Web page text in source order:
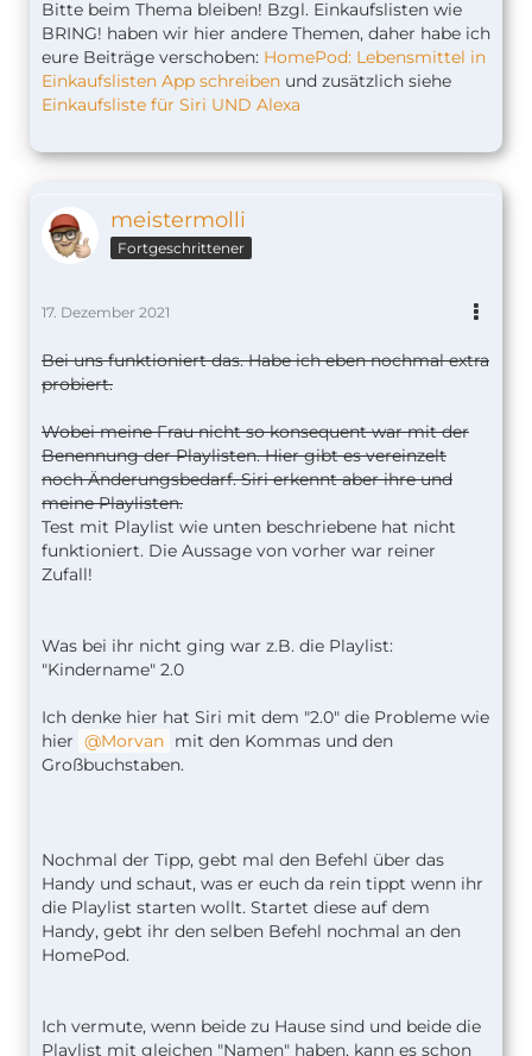
Bitte beim Thema bleiben! Bzgl. Einkaufslisten wie
BRING! haben wir hier andere Themen, daher habe ich
eure Beiträge verschoben: HomePod: Lebensmittel in
Einkaufslisten App schreiben und zusätzlich siehe
Einkaufsliste für Siri UND Alexa
meistermolli
Fortgeschrittener
17. Dezember 2021
Bei uns funktioniert das. Habe ich eben nochmal extra
probiert.
Wobei meine Frau nicht so konsequent war mit der
Benennung der Playlisten. Hier gibt es vereinzelt
noch Änderungsbedarf. Siri erkennt aber ihre und
meine Playlisten.
Test mit Playlist wie unten beschriebene hat nicht
funktioniert. Die Aussage von vorher war reiner
Zufall!
Was bei ihr nicht ging war z.B. die Playlist:
"Kindername" 2.0
Ich denke hier hat Siri mit dem "2.0" die Probleme wie
hier
Morvan mit den Kommas und den
Großbuchstaben.
Nochmal der Tipp, gebt mal den Befehl über das
Handy und schaut, was er euch da rein tippt wenn ihr
die Playlist starten wollt. Startet diese auf dem
Handy, gebt ihr den selben Befehl nochmal an den
HomePod.
Ich vermute, wenn beide zu Hause sind und beide die
Playlist mit gleichen "Namen" haben, kann es schon